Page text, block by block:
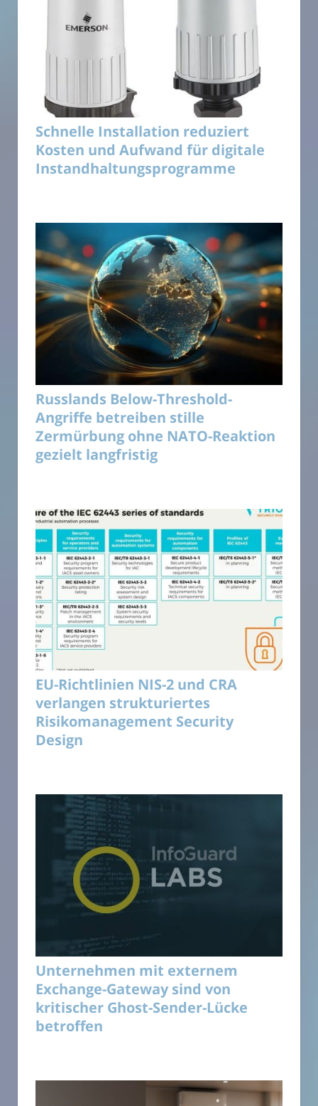
Schnelle Installation reduziert
Kosten und Aufwand für digitale
Instandhaltungsprogramme
Russlands Below-Threshold-
Angriffe betreiben stille
Zermürbung ohne NATO-Reaktion
gezielt langfristig
EU-Richtlinien NIS-2 und CRA
verlangen strukturiertes
Risikomanagement Security
Design
Unternehmen mit externem
Exchange-Gateway sind von
kritischer Ghost-Sender-Lücke
betroffen